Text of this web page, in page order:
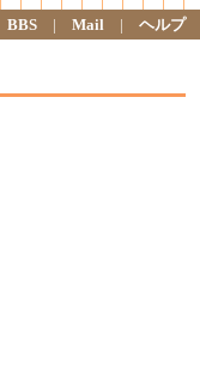
BBS | Mail | ヘルプ